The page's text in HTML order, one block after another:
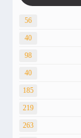
56
40
98
40
185
219
263